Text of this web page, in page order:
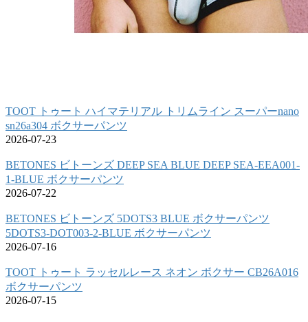
TOOT トゥート ハイマテリアル トリムライン スーパーnano
sn26a304 ボクサーパンツ
2026-07-23
BETONES ビトーンズ DEEP SEA BLUE DEEP SEA-EEA001-
1-BLUE ボクサーパンツ
2026-07-22
BETONES ビトーンズ 5DOTS3 BLUE ボクサーパンツ
5DOTS3-DOT003-2-BLUE ボクサーパンツ
2026-07-16
TOOT トゥート ラッセルレース ネオン ボクサー CB26A016
ボクサーパンツ
2026-07-15